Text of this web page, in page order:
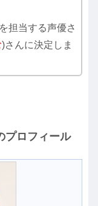
担当する声優さ
)さんに決定しま
プロフィール